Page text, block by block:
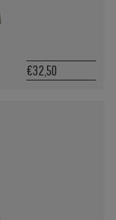
€32,50